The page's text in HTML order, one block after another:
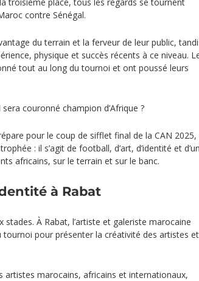
contre Sénégal.
du terrain et la ferveur de leur public,
physique et succès récents à ce niveau.
tout au long du tournoi et ont poussé leurs
couronné champion d’Afrique ?
pour le coup de sifflet final de la CAN 2025,
: il s’agit de football, d’art, d’identité et
africains, sur le terrain et sur le banc.
à Rabat
stades. À Rabat, l’artiste et galeriste marocaine
pour présenter la créativité des artistes et
artistes marocains, africains et internationaux,